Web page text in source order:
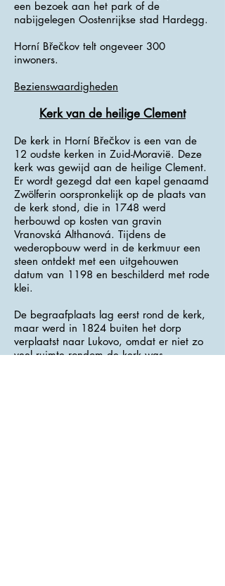
een bezoek aan het park of de
nabijgelegen Oostenrijkse stad Hardegg.
Horní Břečkov telt ongeveer 300
inwoners.
Bezienswaardigheden
Kerk van de heilige Clement
De kerk in Horní Břečkov is een van de
12 oudste kerken in Zuid-Moravië. Deze
kerk was gewijd aan de heilige Clement.
Er wordt gezegd dat een kapel genaamd
Zwölferin oorspronkelijk op de plaats van
de kerk stond, die in 1748 werd
herbouwd op kosten van gravin
Vranovská Althanová. Tijdens de
wederopbouw werd in de kerkmuur een
steen ontdekt met een uitgehouwen
datum van 1198 en beschilderd met rode
klei.
De begraafplaats lag eerst rond de kerk,
maar werd in 1824 buiten het dorp
verplaatst naar Lukovo, omdat er niet zo
veel ruimte rondom de kerk was.